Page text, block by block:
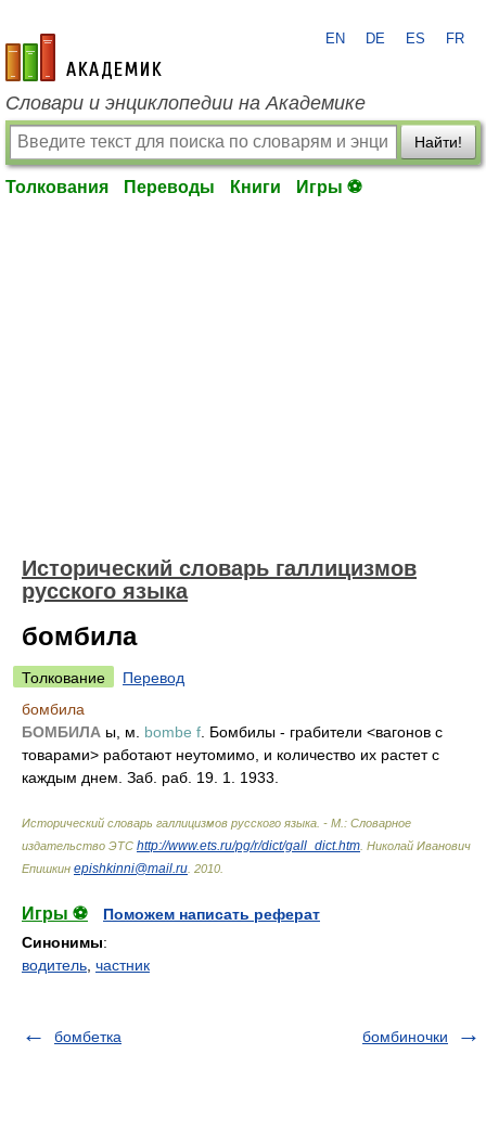
academic.ru
EN DE ES FR
Словари и энциклопедии на Академике
Найти!
Толкования Переводы Книги Игры ⚽
Исторический словарь галлицизмов
русского языка
бомбила
Толкование
Перевод
бомбила
БОМБИЛА ы, м. bombe f . Бомбилы - грабители <вагонов с
товарами> работают неутомимо, и количество их растет с
каждым днем. Заб. раб. 19. 1. 1933.
Исторический словарь галлицизмов русского языка. - М.: Словарное
издательство ЭТС http://www.ets.ru/pg/r/dict/gall_dict.htm Николай Иванович
Епишкин epishkinni@mail.ru 2010
Игры ⚽
Поможем написать реферат
Синонимы:
водитель частник
бомбетка бомбиночки